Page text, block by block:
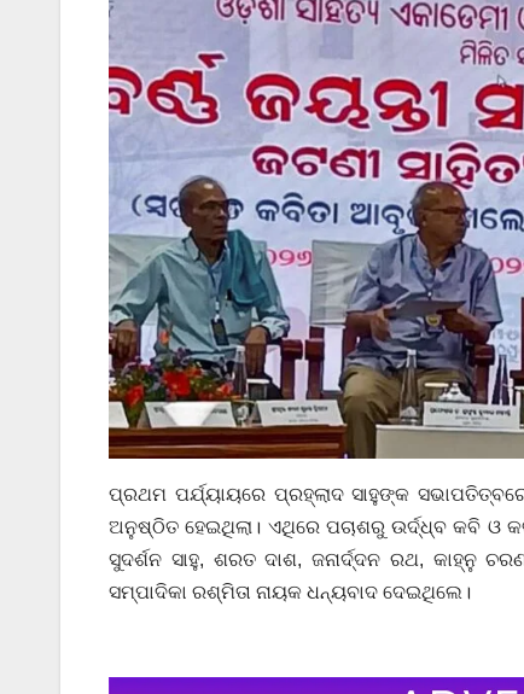
ପ୍ରଥମ ପର୍ଯ୍ୟାୟରେ ପ୍ରହ୍ଲାଦ ସାହୁଙ୍କ
ଅନୁଷ୍ଠିତ ହେଇଥିଲା। ଏଥିରେ ପଚାଶରୁ ଉର୍ଦ୍ଧ୍ବ କବି ଓ
ସୁଦର୍ଶନ ସାହୁ, ଶରତ ଦାଶ, ଜନାର୍ଦ୍ଦନ ରଥ, କାହ୍ନୁ
ସମ୍ପାଦିକା ରଶ୍ମିତା ନାୟକ ଧନ୍ୟବାଦ ଦେଇଥିଲେ।